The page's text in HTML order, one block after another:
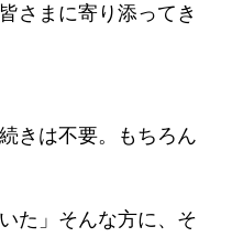
さまに寄り添ってき
きは不要。もちろん
た」そんな方に、そ